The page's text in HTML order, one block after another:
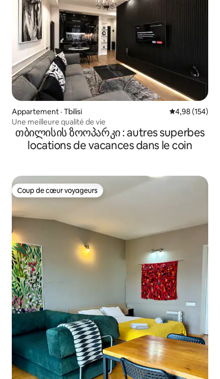
Appartement · Tbilisi Note
4,98 (154)
Une meilleure qualité de vie
თბილისის ზოოპარკი : autres superbes
locations de vacances dans le coin
Coup de cœur voyageurs
Coup de cœur voyageurs